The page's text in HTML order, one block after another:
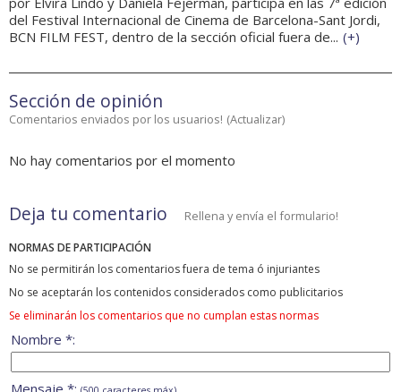
del Festival Internacional de Cinema de Barcelona-Sant Jordi,
BCN FILM FEST, dentro de la sección oficial fuera de... (+)
Sección de opinión
Comentarios enviados por los usuarios! (Actualizar)
No hay comentarios por el momento
Deja tu comentario Rellena y envía el formulario!
NORMAS DE PARTICIPACIÓN
No se permitirán los comentarios fuera de tema ó injuriantes
No se aceptarán los contenidos considerados como publicitarios
Se eliminarán los comentarios que no cumplan estas normas
Nombre *: